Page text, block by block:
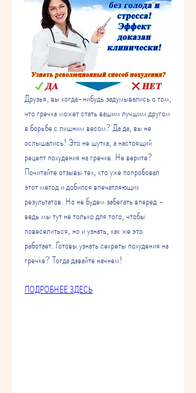
Друзья, вы когда-нибудь задумывались о том,
что гречка может стать вашим лучшим другом
в борьбе с лишним весом? Да да, вы не
ослышались! Это не шутка, а настоящий
рецепт похудения на гречке. Не верите?
Почитайте отзывы тех, кто уже попробовал
этот метод и добился впечатляющих
результатов. Но не будем забегать вперед -
ведь мы тут не только для того, чтобы
повеселиться, но и узнать, как же это
работает. Готовы узнать секреты похудения на
гречке? Тогда давайте начнем!
ПОДРОБНЕЕ ЗДЕСЬ